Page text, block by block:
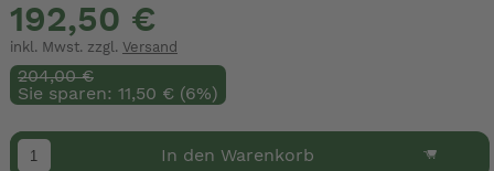
192,50 €
inkl. Mwst. zzgl. Versand
204,00 €
Sie sparen: 11,50 € (6%)
In den Warenkorb